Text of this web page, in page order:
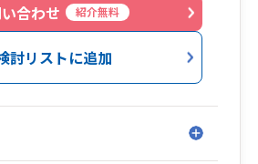
合わせ
紹介無料
討リストに追加